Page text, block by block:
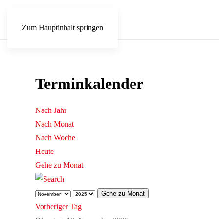
Zum Hauptinhalt springen
Terminkalender
Nach Jahr
Nach Monat
Nach Woche
Heute
Gehe zu Monat
Gehe zu Monat
Vorheriger Tag